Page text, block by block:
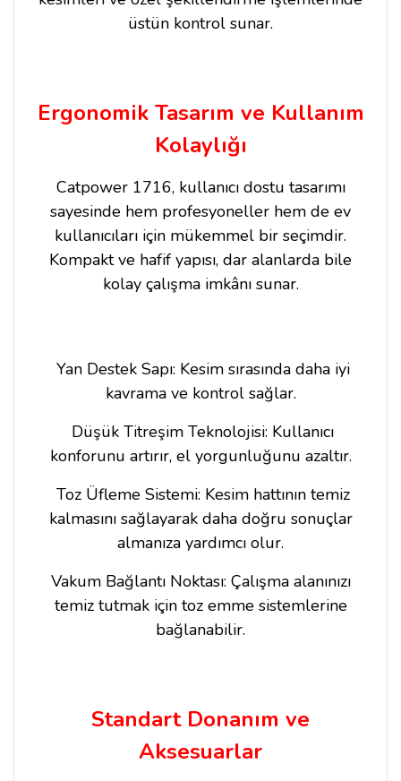
üstün kontrol sunar.
Ergonomik Tasarım ve Kullanım
Kolaylığı
Catpower 1716, kullanıcı dostu tasarımı
sayesinde hem profesyoneller hem de ev
kullanıcıları için mükemmel bir seçimdir.
Kompakt ve hafif yapısı, dar alanlarda bile
kolay çalışma imkânı sunar.
Yan Destek Sapı: Kesim sırasında daha iyi
kavrama ve kontrol sağlar.
Düşük Titreşim Teknolojisi: Kullanıcı
konforunu artırır, el yorgunluğunu azaltır.
Toz Üfleme Sistemi: Kesim hattının temiz
kalmasını sağlayarak daha doğru sonuçlar
almanıza yardımcı olur.
Vakum Bağlantı Noktası: Çalışma alanınızı
temiz tutmak için toz emme sistemlerine
bağlanabilir.
Standart Donanım ve
Aksesuarlar